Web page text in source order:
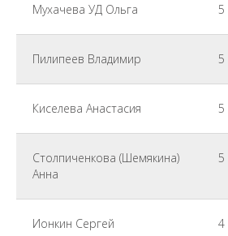
Мухачева УД Ольга 5
Пилипеев Владимир 5
Киселева Анастасия 5
Столпиченкова (Шемякина)
Анна
5
Ионкин Сергей 4